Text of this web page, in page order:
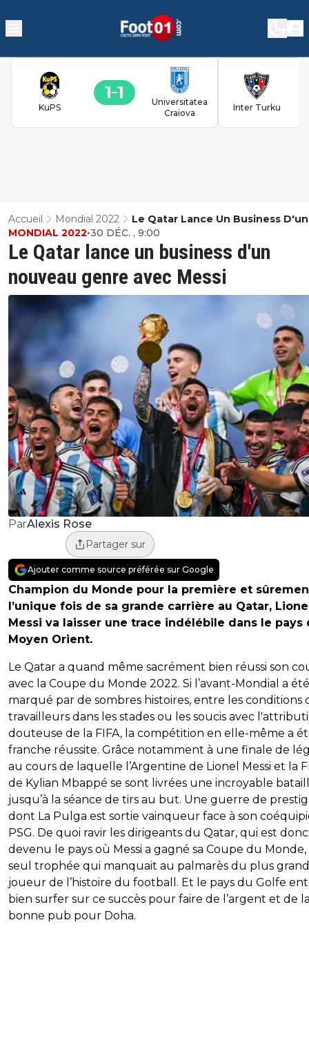
KuPS
1 1
Universitatea
Craiova
Inter Turku
Accueil Mondial 2022
Le Qatar Lance Un Business D'un
Nouveau Genre Avec Messi
Le Qatar lance un business d'un
nouveau genre avec Messi
MONDIAL 2022•30 DÉC. , 9:00
ParAlexis Rose
Partager sur
Ajouter comme source préférée sur Google
Champion du Monde pour la première et
l’unique fois de sa grande carrière au Qatar,
Messi va laisser une trace indélébile dans le pays
Moyen Orient.
Le Qatar a quand même sacrément bien réussi son
avec la Coupe du Monde 2022. Si l’avant-Mondial a été
marqué par de sombres histoires, entre les conditions
travailleurs dans les stades ou les soucis avec
douteuse de la FIFA, la compétition en elle-même a
franche réussite. Grâce notamment à une finale de
au cours de laquelle l’Argentine de Lionel Messi et la
de Kylian Mbappé se sont livrées une incroyable
jusqu’à la séance de tirs au but. Une guerre de
dont La Pulga est sortie vainqueur face à son
PSG. De quoi ravir les dirigeants du Qatar, qui est donc
devenu le pays où Messi a gagné sa Coupe du Monde,
seul trophée qui manquait au palmarès du plus grand
joueur de l’histoire du football. Et le pays du Golfe
bien surfer sur ce succès pour faire de l’argent et de
bonne pub pour Doha.